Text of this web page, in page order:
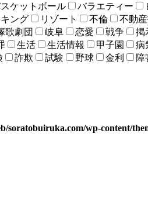
ケットボール バラエティー
ング リゾート 不倫 不動
歌劇団 岐阜 恋愛 戦争 掲
生活 生活情報 甲子園 病
詐欺 試験 野球 金利 障
soratobuiruka.com/wp-content/